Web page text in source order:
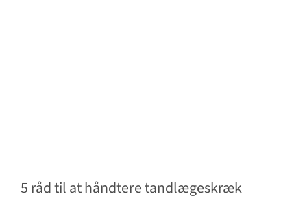
5 råd til at håndtere tandlægeskræk